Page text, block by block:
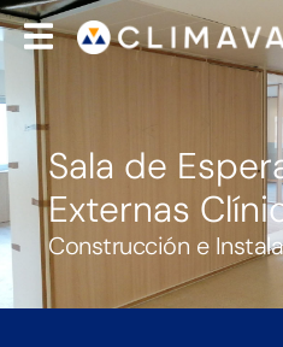
Sala de
Externas
Construcción e